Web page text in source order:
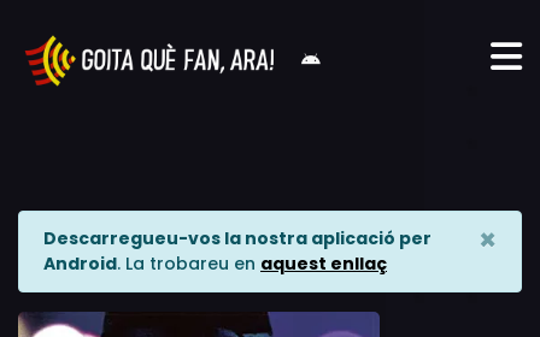
Descarregueu-vos la nostra aplicació per
Android. La trobareu en aquest enllaç
×